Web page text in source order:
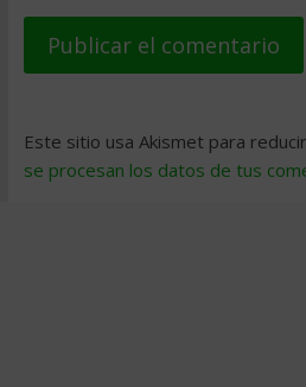
Este sitio usa Akismet para
se procesan los datos de tus